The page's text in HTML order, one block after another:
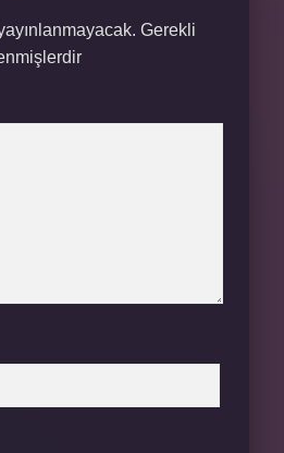
Gerekli